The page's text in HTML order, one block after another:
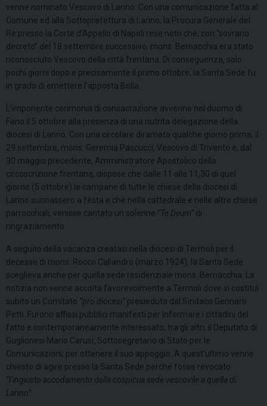
venne nominato Vescovo di Larino. Con una comunicazione fatta al
Comune ed alla Sottoprefettura di Larino, la Procura Generale del
Re presso la Corte d’Appello di Napoli rese noto che, con “sovrano
decreto” del 18 settembre successivo, mons. Bernacchia era stato
riconosciuto Vescovo della città frentana. Di conseguenza, solo
pochi giorni dopo e precisamente il primo ottobre, la Santa Sede fu
in grado di emettere l’apposta Bolla.
L’imponente cerimonia di consacrazione avvenne nel duomo di
Fano il 5 ottobre alla presenza di una nutrita delegazione della
diocesi di Larino. Con una circolare diramata qualche giorno prima, il
29 settembre, mons. Geremia Pascucci, Vescovo di Trivento e, dal
30 maggio precedente, Amministratore Apostolico della
circoscrizione frentana, dispose che dalle 11 alle 11,30 di quel
giorno (5 ottobre) le campane di tutte le chiese della diocesi di
Larino suonassero a festa e che nella cattedrale e nelle altre chiese
parrocchiali, venisse cantato un solenne “Te Deum” di
ringraziamento.
A seguito della vacanza creatasi nella diocesi di Termoli per il
decesso di mons. Rocco Caliandro (marzo 1924), la Santa Sede
sceglieva anche per quella sede residenziale mons. Bernacchia. La
notizia non venne accolta favorevolmente a Termoli dove si costituì
subito un Comitato “pro diocesi” presieduto dal Sindaco Gennaro
Petti. Furono affissi pubblici manifesti per informare i cittadini del
fatto e contemporaneamente interessato, tra gli altri, il Deputato di
Guglionesi Mario Carusi, Sottosegretario di Stato per le
Comunicazioni, per ottenere il suo appoggio. A quest’ultimo venne
chiesto di agire presso la Santa Sede perché fosse revocato
“l’ingiusto accodamento della cospicua sede vescovile a quella di
Larino”